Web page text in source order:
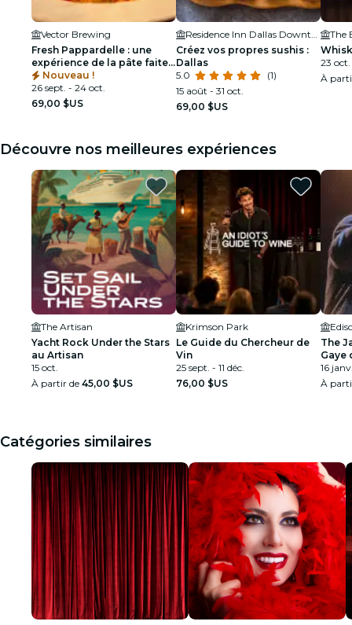
Vector Brewing
Fresh Pappardelle : une
expérience de la pâte faite
mainNouveau !
26 sept. - 24 oct.
69,00 $US
Residence Inn Dallas Downtown
Créez vos propres sushis :
Dallas
5.0
(1)
15 août - 31 oct.
69,00 $US
The
23 oct.
À
Découvre nos meilleures expériences
The Artisan
Yacht Rock Under the Stars
au Artisan
15 oct.
À partir de 45,00 $US
Krimson Park
Le Guide du Chercheur de
Vin
25 sept. - 11 déc.
76,00 $US
The
Gaye
16
À
Catégories similaires